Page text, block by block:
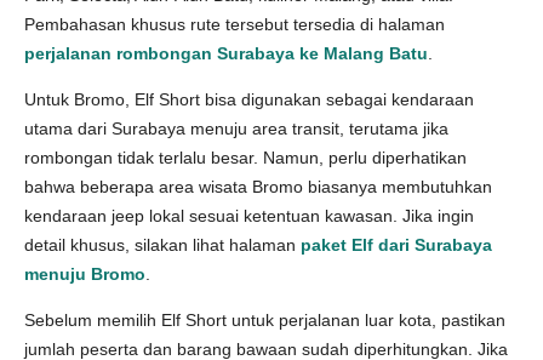
Pembahasan khusus rute tersebut tersedia di halaman
perjalanan rombongan Surabaya ke Malang Batu
Untuk Bromo, Elf Short bisa digunakan sebagai kendaraan
utama dari Surabaya menuju area transit, terutama jika
rombongan tidak terlalu besar. Namun, perlu diperhatikan
bahwa beberapa area wisata Bromo biasanya membutuhkan
kendaraan jeep lokal sesuai ketentuan kawasan. Jika ingin
detail khusus, silakan lihat halaman paket Elf dari Surabaya
menuju Bromo
Sebelum memilih Elf Short untuk perjalanan luar kota, pastikan
jumlah peserta dan barang bawaan sudah diperhitungkan. Jika